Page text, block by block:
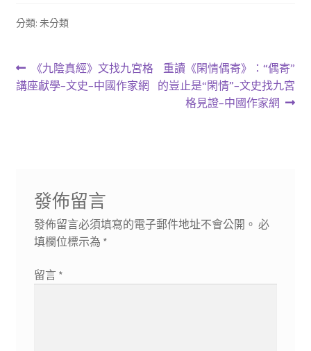
分類: 未分類
文
章
上
一
《九陰真經》文找九宮格
講座獻學–文史–中國作家網
下
一
重讀《閑情偶寄》：“偶寄”
的豈止是“閑情”–文史找九宮
格見證–中國作家網
發佈留言
發佈留言必須填寫的電子郵件地址不會公開。 必
填欄位標示為 *
留言 *